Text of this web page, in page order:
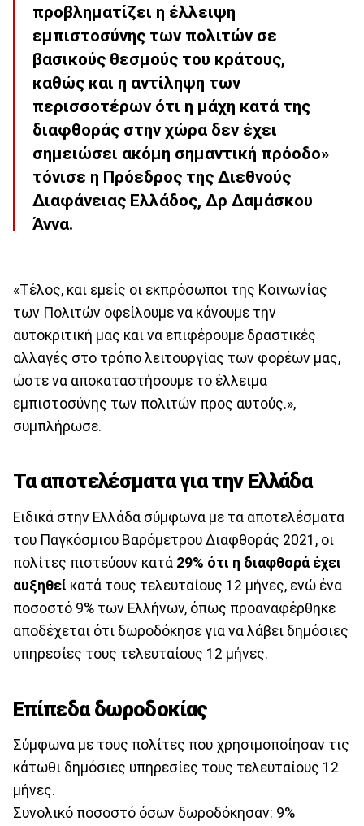
προβληματίζει η έλλειψη
εμπιστοσύνης των πολιτών σε
βασικούς θεσμούς του κράτους,
καθώς και η αντίληψη των
περισσοτέρων ότι η μάχη κατά της
διαφθοράς στην χώρα δεν έχει
σημειώσει ακόμη σημαντική πρόοδο»
τόνισε η Πρόεδρος της Διεθνούς
Διαφάνειας Ελλάδος, Δρ Δαμάσκου
Άννα.
«Τέλος, και εμείς οι εκπρόσωποι της Κοινωνίας
των Πολιτών οφείλουμε να κάνουμε την
αυτοκριτική μας και να επιφέρουμε δραστικές
αλλαγές στο τρόπο λειτουργίας των φορέων μας,
ώστε να αποκαταστήσουμε το έλλειμα
εμπιστοσύνης των πολιτών προς αυτούς.»,
συμπλήρωσε.
Τα αποτελέσματα για την Ελλάδα
Ειδικά στην Ελλάδα σύμφωνα με τα αποτελέσματα
του Παγκόσμιου Βαρόμετρου Διαφθοράς 2021, οι
πολίτες πιστεύουν κατά 29% ότι η διαφθορά έχει
αυξηθεί κατά τους τελευταίους 12 μήνες, ενώ ένα
ποσοστό 9% των Ελλήνων, όπως προαναφέρθηκε
αποδέχεται ότι δωροδόκησε για να λάβει δημόσιες
υπηρεσίες τους τελευταίους 12 μήνες.
Επίπεδα δωροδοκίας
Σύμφωνα με τους πολίτες που χρησιμοποίησαν τις
κάτωθι δημόσιες υπηρεσίες τους τελευταίους 12
μήνες.
Συνολικό ποσοστό όσων δωροδόκησαν: 9%